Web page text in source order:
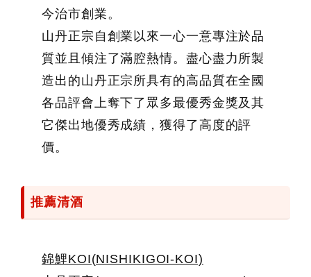
今治市創業。
山丹正宗自創業以來一心一意專注於品
質並且傾注了滿腔熱情。盡心盡力所製
造出的山丹正宗所具有的高品質在全國
各品評會上奪下了眾多最優秀金獎及其
它傑出地優秀成績，獲得了高度的評
價。
推薦清酒
錦鯉KOI(NISHIKIGOI-KOI)